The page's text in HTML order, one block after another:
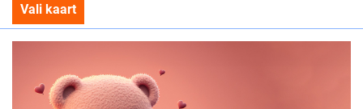
Vali kaart